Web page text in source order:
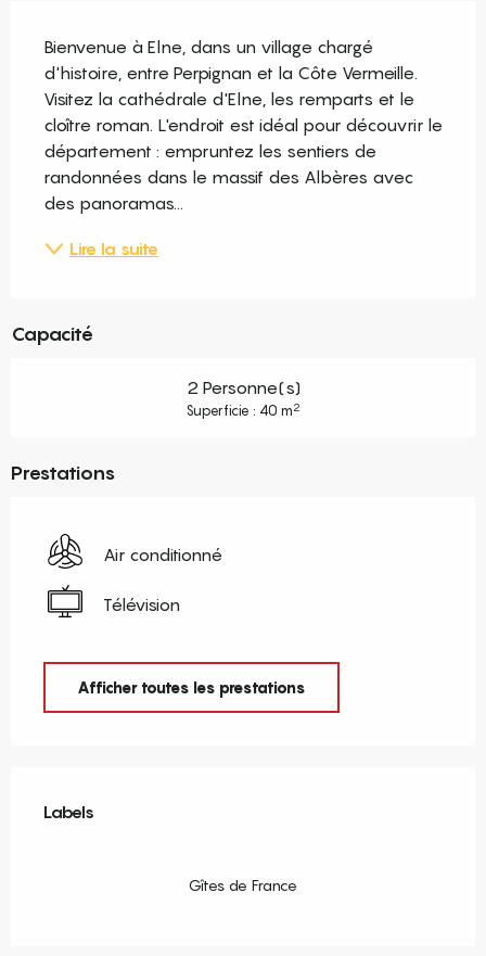
Bienvenue à Elne, dans un village chargé
d'histoire, entre Perpignan et la Côte Vermeille.
Visitez la cathédrale d'Elne, les remparts et le
cloître roman. L'endroit est idéal pour découvrir le
département : empruntez les sentiers de
randonnées dans le massif des Albères avec
des panoramas...
Lire la suite
Capacité
2 Personne(s)
Superficie : 40 m2
Prestations
Air conditionné
Télévision
Afficher toutes les prestations
Labels
Labels
Gîtes de France